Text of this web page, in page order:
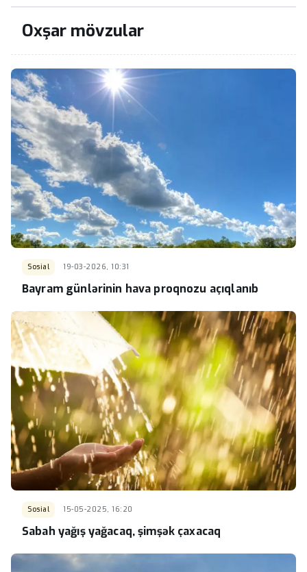
Oxşar mövzular
Sosial 19-03-2026, 10:31
Bayram günlərinin hava proqnozu açıqlanıb
Sosial 15-05-2025, 16:20
Sabah yağış yağacaq, şimşək çaxacaq